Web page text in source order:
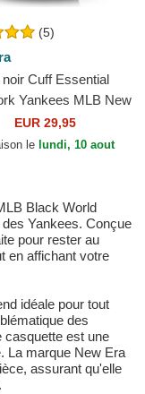
(5)
noir Cuff Essential
Yankees MLB New
EUR 29,95
le lundi, 10 aout
Black World
Yankees. Conçue
pour rester au
en affichant votre
idéale pour tout
des
casquette est une
La marque New Era
assurant qu'elle